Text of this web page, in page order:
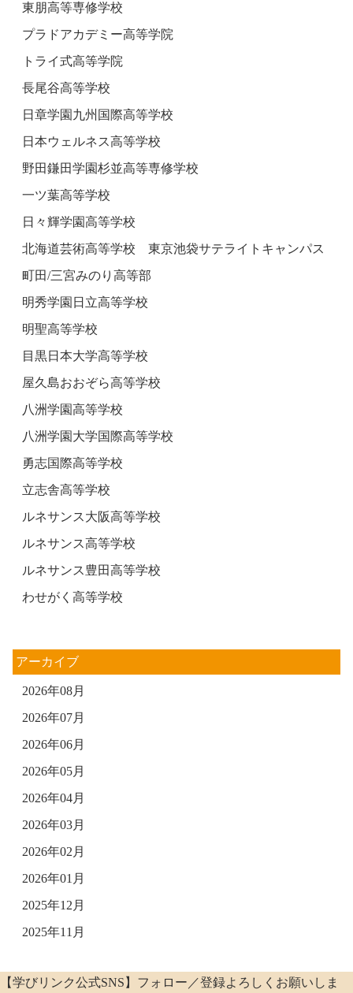
東朋高等専修学校
プラドアカデミー高等学院
トライ式高等学院
長尾谷高等学校
日章学園九州国際高等学校
日本ウェルネス高等学校
野田鎌田学園杉並高等専修学校
一ツ葉高等学校
日々輝学園高等学校
北海道芸術高等学校 東京池袋サテライトキャンパス
町田/三宮みのり高等部
明秀学園日立高等学校
明聖高等学校
目黒日本大学高等学校
屋久島おおぞら高等学校
八洲学園高等学校
八洲学園大学国際高等学校
勇志国際高等学校
立志舎高等学校
ルネサンス大阪高等学校
ルネサンス高等学校
ルネサンス豊田高等学校
わせがく高等学校
アーカイブ
2026年08月
2026年07月
2026年06月
2026年05月
2026年04月
2026年03月
2026年02月
2026年01月
2025年12月
2025年11月
【学びリンク公式SNS】フォロー／登録よろしくお願いしま